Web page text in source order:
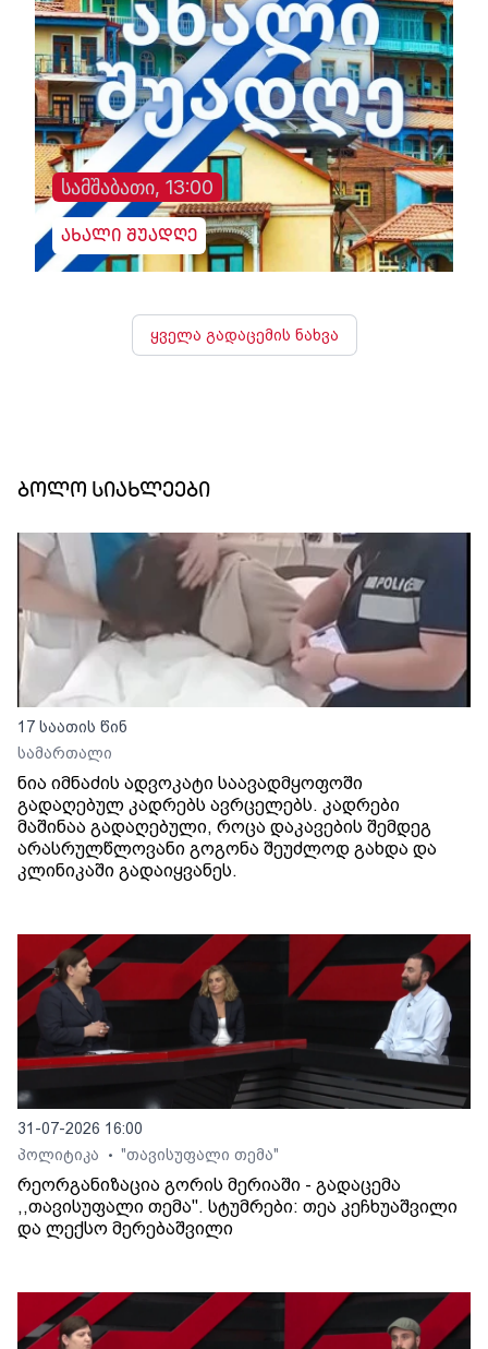
სამშაბათი, 13:00
ახალი შუადღე
ყველა გადაცემის ნახვა
ბოლო სიახლეები
17 საათის წინ
სამართალი
ნია იმნაძის ადვოკატი საავადმყოფოში
გადაღებულ კადრებს ავრცელებს. კადრები
მაშინაა გადაღებული, როცა დაკავების შემდეგ
არასრულწლოვანი გოგონა შეუძლოდ გახდა და
კლინიკაში გადაიყვანეს.
31-07-2026 16:00
პოლიტიკა
• "თავისუფალი თემა"
რეორგანიზაცია გორის მერიაში - გადაცემა
,,თავისუფალი თემა". სტუმრები: თეა კეჩხუაშვილი
და ლექსო მერებაშვილი